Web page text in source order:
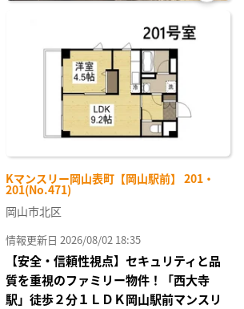
Kマンスリー岡山表町【岡山駅前】 201・
201(No.471)
お気
り登
録
岡山市北区
情報更新日 2026/08/02 18:35
【安全・信頼性視点】セキュリティと品
質を重視のファミリー物件！「西大寺
駅」徒歩２分１ＬＤＫ岡山駅前マンスリ